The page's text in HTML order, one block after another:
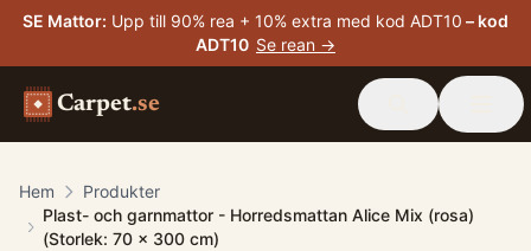
SE Mattor: Upp till 90% rea + 10% extra med kod ADT10 – kod
ADT10 Se rean →
Carpet.se
Hem
Produkter
Plast- och garnmattor - Horredsmattan Alice Mix (rosa)
(Storlek: 70 x 300 cm)